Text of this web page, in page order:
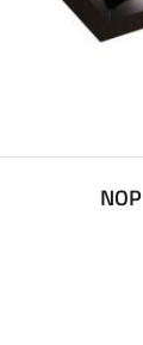
NOP